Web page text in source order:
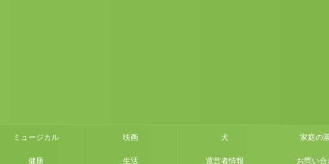
ミュージカル 映画 犬 家庭の
健康 生活 運営者情報 お問い